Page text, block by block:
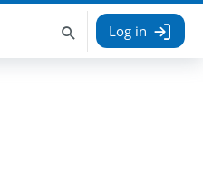
Search
courses
Log in